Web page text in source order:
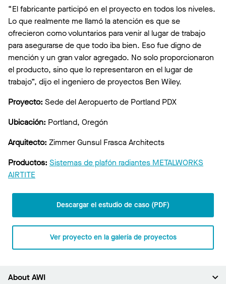
“El fabricante participó en el proyecto en todos los niveles.
Lo que realmente me llamó la atención es que se
ofrecieron como voluntarios para venir al lugar de trabajo
para asegurarse de que todo iba bien. Eso fue digno de
mención y un gran valor agregado. No solo proporcionaron
el producto, sino que lo representaron en el lugar de
trabajo”, dijo el ingeniero de proyectos Ben Wiley.
Proyecto: Sede del Aeropuerto de Portland PDX
Ubicación: Portland, Oregón
Arquitecto: Zimmer Gunsul Frasca Architects
Productos: Sistemas de plafón radiantes METALWORKS
AIRTITE
Descargar el estudio de caso (PDF)
Ver proyecto en la galería de proyectos
About AWI